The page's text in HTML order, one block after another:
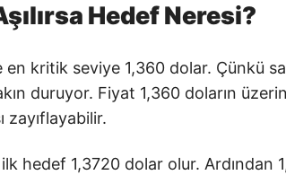
Hedef Neresi?
en kritik seviye 1,360 dolar. Çünkü
duruyor. Fiyat 1,360 doların
zayıflayabilir.
hedef 1,3720 dolar olur. Ardından